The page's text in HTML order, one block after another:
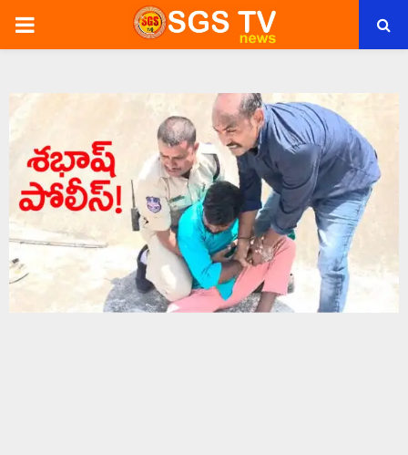
PRIMARY